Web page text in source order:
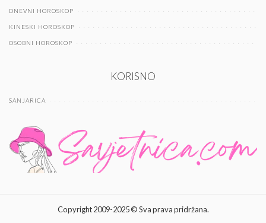
DNEVNI HOROSKOP
KINESKI HOROSKOP
OSOBNI HOROSKOP
KORISNO
SANJARICA
Copyright 2009-2025 © Sva prava pridržana.